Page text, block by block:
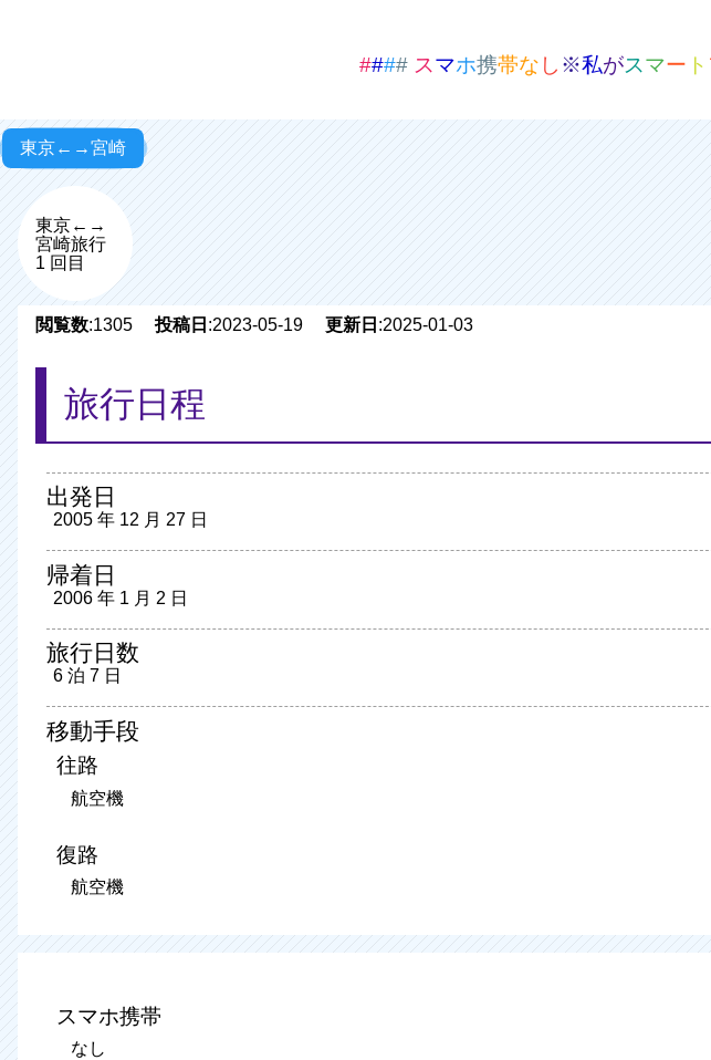
東京←→宮崎
東京←→
宮崎旅行
1 回目
閲覧数:1305投稿日 :2023-05-19 更新日 :2025-01-03
旅行日程
出発日
2005 年 12 月 27 日
帰着日
2006 年 1 月 2 日
旅行日数
6 泊 7 日
移動手段
往路
航空機
復路
航空機
スマホ携帯
なし